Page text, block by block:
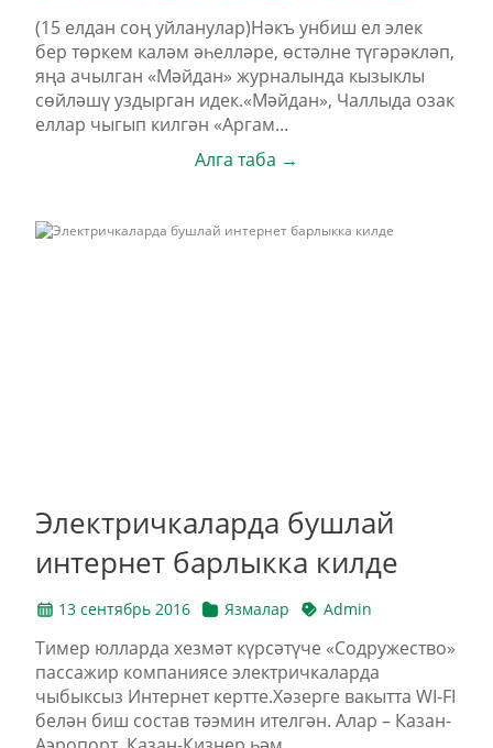
(15 елдан соң уйланулар)Нәкъ унбиш ел элек
бер төркем каләм әһелләре, өстәлне түгәрәкләп,
яңа ачылган «Мәйдан» журналында кызыклы
сөйләшү уздырган идек.«Мәйдан», Чаллыда озак
еллар чыгып килгән «Аргам...
Алга таба →
Электричкаларда бушлай
интернет барлыкка килде
13 сентябрь 2016 Язмалар Admin
Тимер юлларда хезмәт күрсәтүче «Содружество»
пассажир компаниясе электричкаларда
чыбыксыз Интернет кертте.Хәзерге вакытта WI-FI
белән биш состав тәэмин ителгән. Алар – Казан-